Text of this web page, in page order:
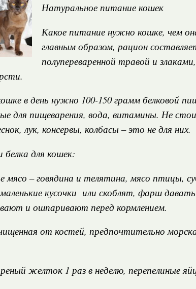
Натуральное питание кошек
Какое питание нужно кошке, чем
главным образом, рацион
полупереваренной травой и
в день нужно 100-150 грамм белковой
для пищеварения, вода, витамины. Не
лук, консервы, колбасы – это не для них.
для кошек:
– говядина и телятина, мясо птицы,
кусочки или скоблят, фарш
и ошпаривают перед кормлением.
от костей, предпочтительно
желток 1 раз в неделю, перепелиные